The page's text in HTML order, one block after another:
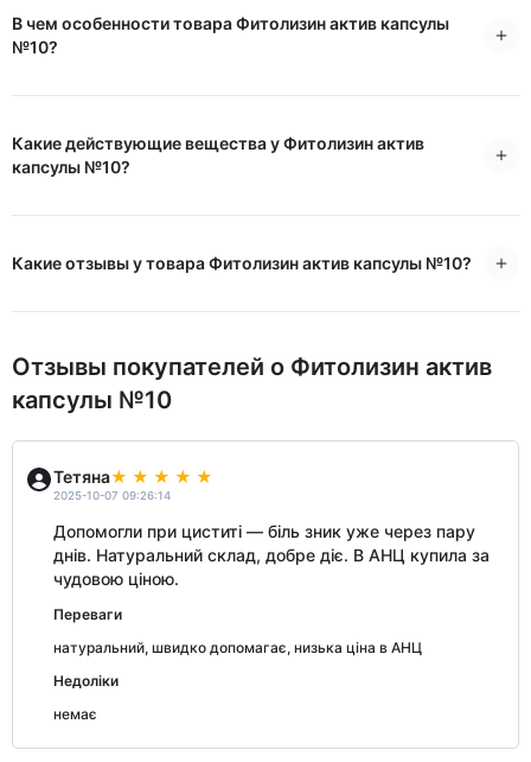
В чем особенности товара Фитолизин актив капсулы
№10?
Какие действующие вещества у Фитолизин актив
капсулы №10?
Какие отзывы у товара Фитолизин актив капсулы №10?
Отзывы покупателей о Фитолизин актив
капсулы №10
Тетяна
2025-10-07 09:26:14
Допомогли при циститі — біль зник уже через пару
днів. Натуральний склад, добре діє. В АНЦ купила за
чудовою ціною.
Переваги
натуральний, швидко допомагає, низька ціна в АНЦ
Недоліки
немає